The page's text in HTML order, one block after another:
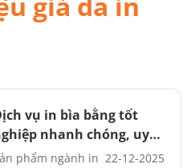
vụ in bìa bằng tốt
nhanh chóng, uy
phẩm ngành in 22-12-2025